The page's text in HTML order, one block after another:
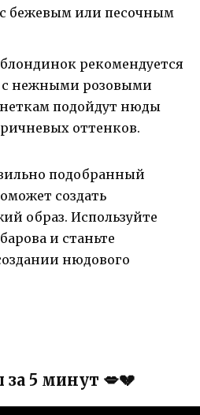
бежевым или песочным
рекомендуется
нежными розовыми
подойдут нюды
оттенков.
подобранный
создать
образ. Используйте
и станьте
нюдового
5 минут 💋💔